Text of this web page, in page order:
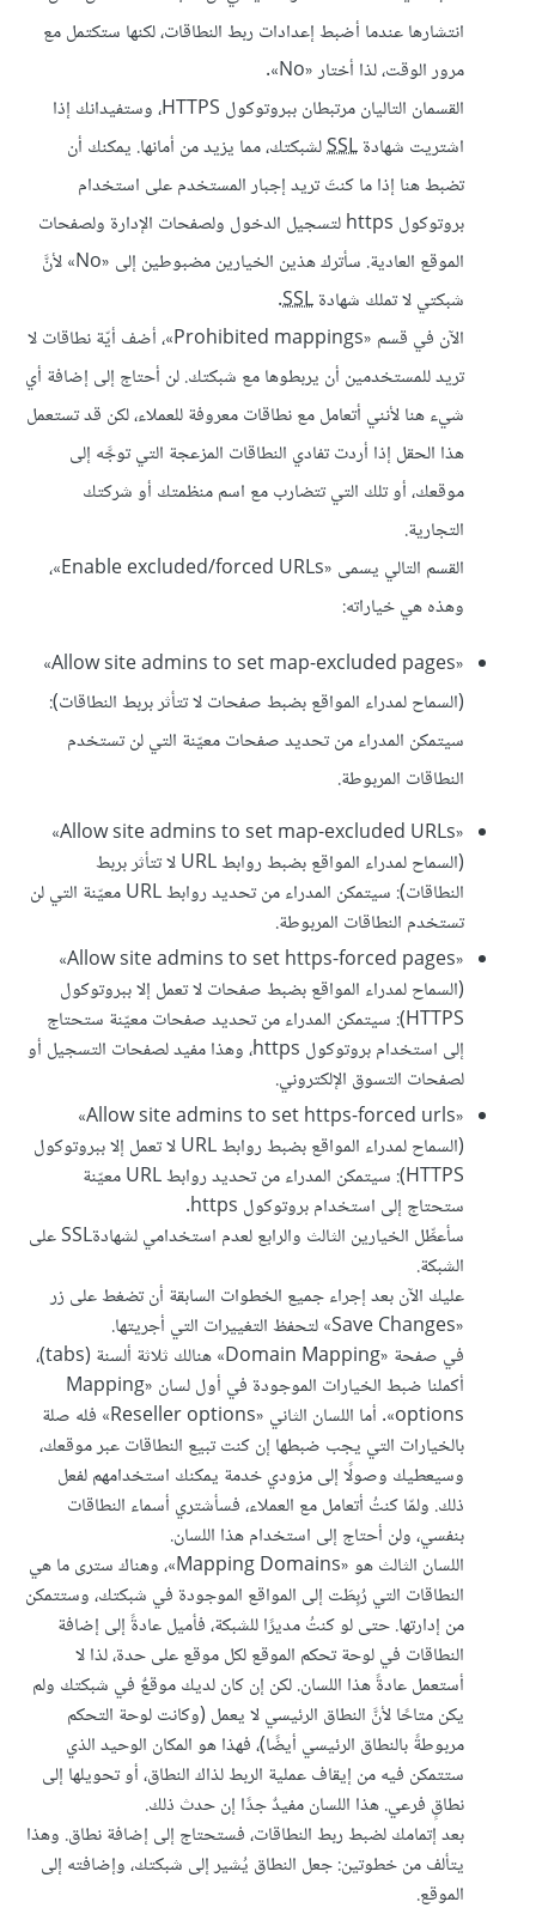
انتشارها عندما أضبط إعدادات ربط النطاقات، لكنها ستكتمل مع
مرور الوقت، لذا أختار «No».
القسمان التاليان مرتبطان ببروتوكول HTTPS، وستفيدانك إذا
اشتريت شهادةSSLلشبكتك، مما يزيد من أمانها. يمكنك أن
تضبط هنا إذا ما كنتَ تريد إجبار المستخدم على استخدام
بروتوكول https لتسجيل الدخول ولصفحات الإدارة ولصفحات
الموقع العادية. سأترك هذين الخيارين مضبوطين إلى «No» لأنَّ
شبكتي لا تملك شهادةSSL
.
الآن في قسم «Prohibited mappings»، أضف أيّة نطاقات لا
تريد للمستخدمين أن يربطوها مع شبكتك. لن أحتاج إلى إضافة أي
شيء هنا لأنني أتعامل مع نطاقات معروفة للعملاء، لكن قد تستعمل
هذا الحقل إذا أردت تفادي النطاقات المزعجة التي توجَّه إلى
موقعك، أو تلك التي تتضارب مع اسم منظمتك أو شركتك
التجارية.
القسم التالي يسمى «Enable excluded/forced URLs»،
وهذه هي خياراته:
«Allow site admins to set map-excluded pages»
(السماح لمدراء المواقع بضبط صفحات لا تتأثر بربط النطاقات):
سيتمكن المدراء من تحديد صفحات معيّنة التي لن تستخدم
النطاقات المربوطة.
«Allow site admins to set map-excluded URLs»
(السماح لمدراء المواقع بضبط روابط URL لا تتأثر بربط
النطاقات): سيتمكن المدراء من تحديد روابط URL معيّنة التي لن
تستخدم النطاقات المربوطة.
«Allow site admins to set https-forced pages»
(السماح لمدراء المواقع بضبط صفحات لا تعمل إلا ببروتوكول
HTTPS): سيتمكن المدراء من تحديد صفحات معيّنة ستحتاج
إلى استخدام بروتوكول https، وهذا مفيد لصفحات التسجيل أو
لصفحات التسوق الإلكتروني.
«Allow site admins to set https-forced urls»
(السماح لمدراء المواقع بضبط روابط URL لا تعمل إلا ببروتوكول
HTTPS): سيتمكن المدراء من تحديد روابط URL معيّنة
ستحتاج إلى استخدام بروتوكول https.
سأعطِّل الخيارين الثالث والرابع لعدم استخدامي لشهادةSSL على
الشبكة.
عليك الآن بعد إجراء جميع الخطوات السابقة أن تضغط على زر
«Save Changes» لتحفظ التغييرات التي أجريتها.
في صفحة «Domain Mapping» هنالك ثلاثة ألسنة (tabs)،
أكملنا ضبط الخيارات الموجودة في أول لسان «Mapping
options». أما اللسان الثاني «Reseller options» فله صلة
بالخيارات التي يجب ضبطها إن كنت تبيع النطاقات عبر موقعك،
وسيعطيك وصولًا إلى مزودي خدمة يمكنك استخدامهم لفعل
ذلك. ولمّا كنتُ أتعامل مع العملاء، فسأشتري أسماء النطاقات
بنفسي، ولن أحتاج إلى استخدام هذا اللسان.
اللسان الثالث هو «Mapping Domains»، وهناك سترى ما هي
النطاقات التي رُبِطَت إلى المواقع الموجودة في شبكتك، وستتمكن
من إدارتها. حتى لو كنتُ مديرًا للشبكة، فأميل عادةً إلى إضافة
النطاقات في لوحة تحكم الموقع لكل موقع على حدة، لذا لا
أستعمل عادةً هذا اللسان. لكن إن كان لديك موقعٌ في شبكتك ولم
يكن متاحًا لأنَّ النطاق الرئيسي لا يعمل (وكانت لوحة التحكم
مربوطةً بالنطاق الرئيسي أيضًا)، فهذا هو المكان الوحيد الذي
ستتمكن فيه من إيقاف عملية الربط لذاك النطاق، أو تحويلها إلى
نطاقٍ فرعي. هذا اللسان مفيدٌ جدًا إن حدث ذلك.
بعد إتمامك لضبط ربط النطاقات، فستحتاج إلى إضافة نطاق. وهذا
يتألف من خطوتين: جعل النطاق يُشير إلى شبكتك، وإضافته إلى
الموقع.